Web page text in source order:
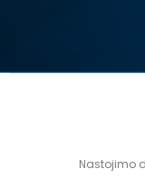
Nastojimo